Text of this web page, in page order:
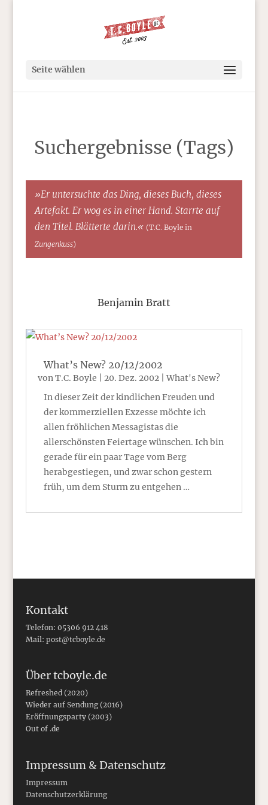
Seite wählen
Suchergebnisse (Tags)
»Er untersuchte das Ding, dieses Buch, dieses
Artefakt. Er wog es in einer Hand. Starrte auf
den Titel. Blätterte darin.« (T.C. Boyle in
Zungenkuss)
Benjamin Bratt
What’s New? 20/12/2002
vonT.C. Boyle 20. Dez. 2002|What's New?
In dieser Zeit der kindlichen Freuden und
der kommerziellen Exzesse möchte ich
allen fröhlichen Messagistas die
allerschönsten Feiertage wünschen. Ich bin
gerade für ein paar Tage vom Berg
herabgestiegen, und zwar schon gestern
früh, um dem Sturm zu entgehen …
Kontakt
Telefon: 05306 912 418
Mail: post@tcboyle.de
Über tcboyle.de
Refreshed (2020)
Wieder auf Sendung (2016)
Eröffnungsparty (2003)
Out of .de
Impressum & Datenschutz
Impressum
Datenschutzerklärung